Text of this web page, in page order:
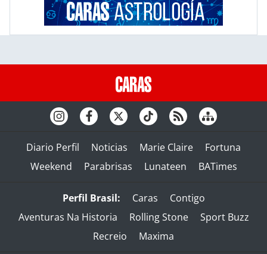
Diario Perfil Noticias Marie Claire
Fortuna
Weekend
Parabrisas Lunateen BATimes
Perfil Brasil: Caras
Contigo
Aventuras Na Historia
Rolling Stone
Sport Buzz
Recreio
Maxima